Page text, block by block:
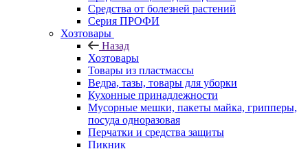
Средства от болезней растений
Серия ПРОФИ
Хозтовары
Назад
Хозтовары
Товары из пластмассы
Ведра, тазы, товары для уборки
Кухонные принадлежности
Мусорные мешки, пакеты майка, грипперы,
посуда одноразовая
Перчатки и средства защиты
Пикник